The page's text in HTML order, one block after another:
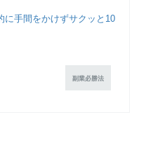
に手間をかけずサクッと10
副業必勝法